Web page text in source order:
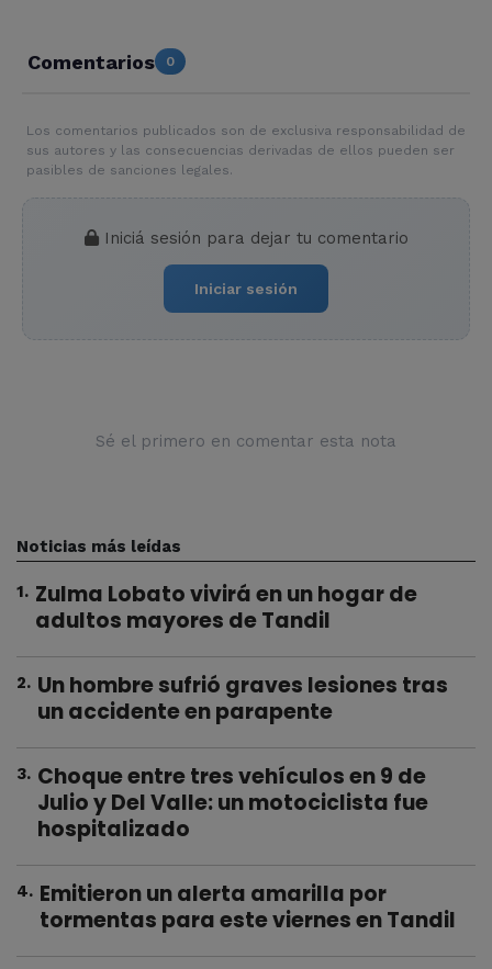
Comentarios 0
Los comentarios publicados son de exclusiva responsabilidad de
sus autores y las consecuencias derivadas de ellos pueden ser
pasibles de sanciones legales.
Iniciá sesión para dejar tu comentario
Iniciar sesión
Sé el primero en comentar esta nota
Noticias más leídas
1. Zulma Lobato vivirá en un hogar de
adultos mayores de Tandil
2. Un hombre sufrió graves lesiones tras
un accidente en parapente
3. Choque entre tres vehículos en 9 de
Julio y Del Valle: un motociclista fue
hospitalizado
4. Emitieron un alerta amarilla por
tormentas para este viernes en Tandil